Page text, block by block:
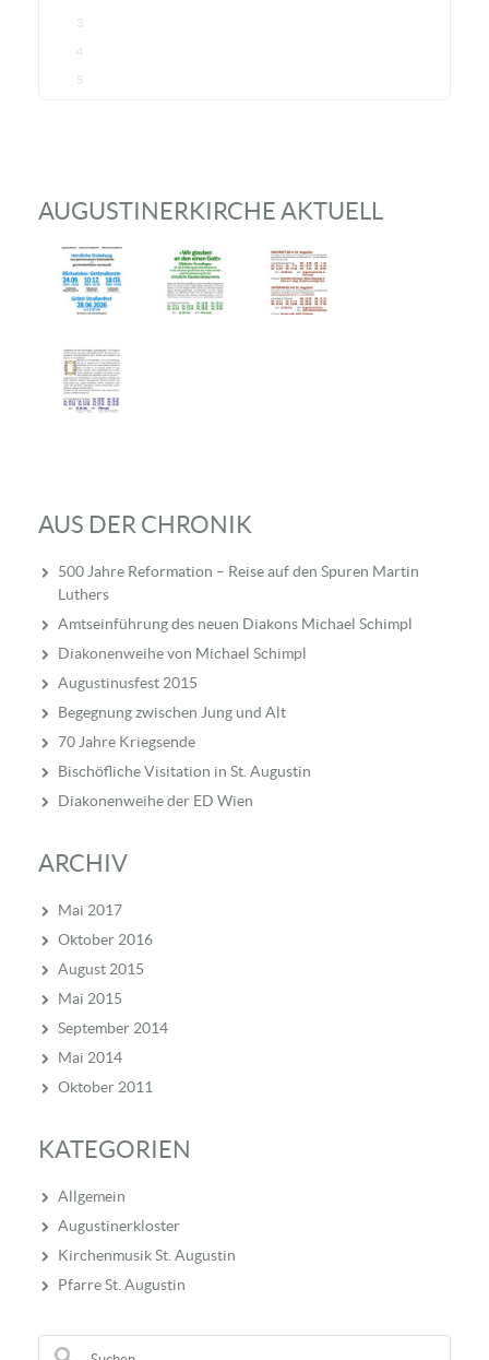
3
4
5
AUGUSTINERKIRCHE AKTUELL
AUS DER CHRONIK
500 Jahre Reformation – Reise auf den Spuren Martin
Luthers
Amtseinführung des neuen Diakons Michael Schimpl
Diakonenweihe von Michael Schimpl
Augustinusfest 2015
Begegnung zwischen Jung und Alt
70 Jahre Kriegsende
Bischöfliche Visitation in St. Augustin
Diakonenweihe der ED Wien
ARCHIV
Mai 2017
Oktober 2016
August 2015
Mai 2015
September 2014
Mai 2014
Oktober 2011
KATEGORIEN
Allgemein
Augustinerkloster
Kirchenmusik St. Augustin
Pfarre St. Augustin